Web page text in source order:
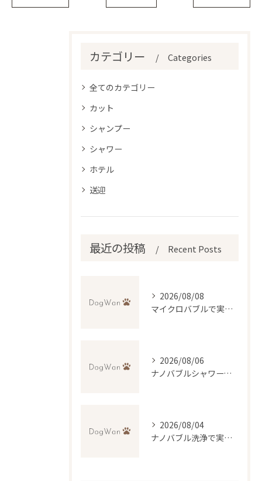
カテゴリー Categories
全てのカテゴリー
カット
シャンプー
シャワー
ホテル
送迎
最近の投稿 Recent Posts
2026/08/08
マイクロバブルで実現する最高級トリミングの秘訣
2026/08/06
ナノバブルシャワーで叶えるペットの美肌ケア
2026/08/04
ナノバブル洗浄で実現するトリミングの新常識と無料送迎の便利さ